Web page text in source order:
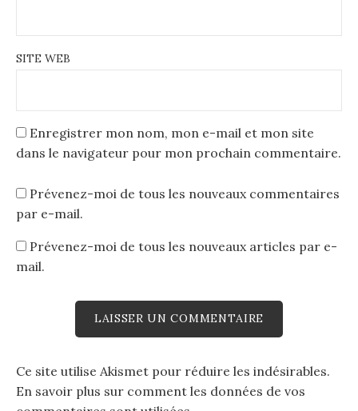
SITE WEB
Enregistrer mon nom, mon e-mail et mon site
dans le navigateur pour mon prochain commentaire.
Prévenez-moi de tous les nouveaux commentaires
par e-mail.
Prévenez-moi de tous les nouveaux articles par e-
mail.
Ce site utilise Akismet pour réduire les indésirables.
En savoir plus sur comment les données de vos